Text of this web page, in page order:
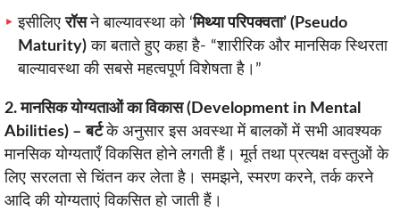
इसीलिएरॉसने बाल्यावस्था को ‘मिथ्या परिपक्वता’ (Pseudo
Maturity) का बताते हुए कहा है- “शारीरिक और मानसिक स्थिरता
बाल्यावस्था की सबसे महत्वपूर्ण विशेषता है।”
2. मानसिक योग्यताओं का विकास (Development in Mental
Abilities) – बर्टके अनुसार इस अवस्था में बालकों में सभी आवश्यक
मानसिक योग्यताएँ विकसित होने लगती हैं। मूर्त तथा प्रत्यक्ष वस्तुओं के
लिए सरलता से चिंतन कर लेता है। समझने, स्मरण करने, तर्क करने
आदि की योग्यताएं विकसित हो जाती हैं।